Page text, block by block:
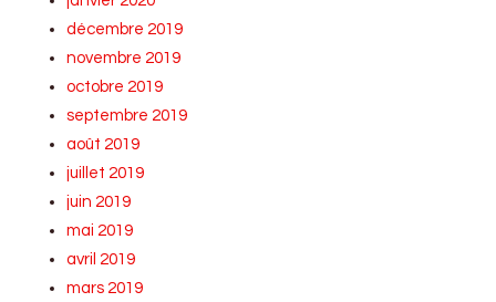
décembre 2019
novembre 2019
octobre 2019
septembre 2019
août 2019
juillet 2019
juin 2019
mai 2019
avril 2019
mars 2019